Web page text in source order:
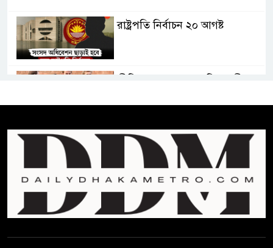
রাষ্ট্রপতি নির্বাচন ২০ আগষ্ট
প্রীতির সাথে প্রেম নয় ছিল গভীর
জুলাই সনদ ও জুলাই যোদ্ধা সংবর্ধনা
অনুষ্ঠানে বিশৃঙ্খলায় ক্ষুদ্ধ ভারপ্রাপ্ত
রাষ্ট্রপতি
আমরা যদি বলি জুলাই কার, তাহলে
তো জুলাই কারওই থাকবে না: